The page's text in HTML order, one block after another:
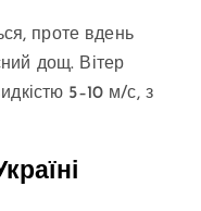
проте вдень
дощ. Вітер
5–10 м/с, з